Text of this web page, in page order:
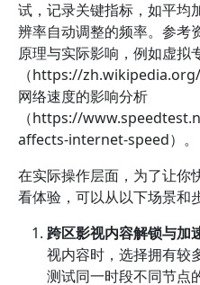
试，记录关键指标，如平均
辨率自动调整的频率。参考
原理与实际影响，例如虚拟
（https://
网络速度的影响分析
（https://
affects-internet-speed）。
在实际操作层面，为了让你
看体验，可以从以下场景和
跨区影视内容解锁与加
视内容时，选择拥有较
测试同一时段不同节点